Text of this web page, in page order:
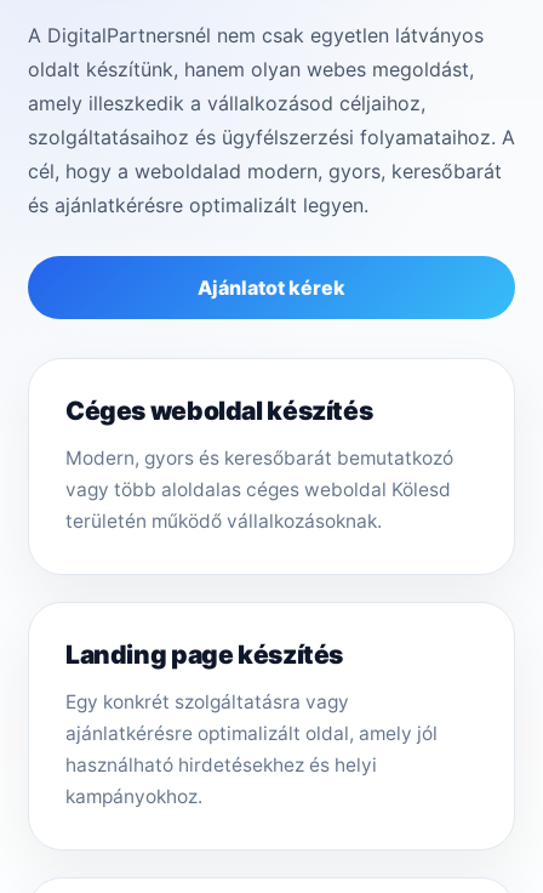
A DigitalPartnersnél nem csak egyetlen látványos
oldalt készítünk, hanem olyan webes megoldást,
amely illeszkedik a vállalkozásod céljaihoz,
szolgáltatásaihoz és ügyfélszerzési folyamataihoz. A
cél, hogy a weboldalad modern, gyors, keresőbarát
és ajánlatkérésre optimalizált legyen.
Ajánlatot kérek
Céges weboldal készítés
Modern, gyors és keresőbarát bemutatkozó
vagy több aloldalas céges weboldal Kölesd
területén működő vállalkozásoknak.
Landing page készítés
Egy konkrét szolgáltatásra vagy
ajánlatkérésre optimalizált oldal, amely jól
használható hirdetésekhez és helyi
kampányokhoz.